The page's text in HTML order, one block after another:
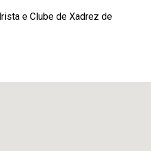
e Clube de Xadrez de